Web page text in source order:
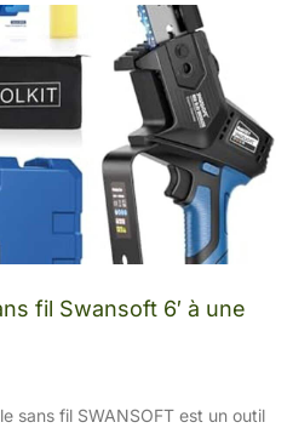
fil Swansoft 6′ à une
sans fil SWANSOFT est un outil